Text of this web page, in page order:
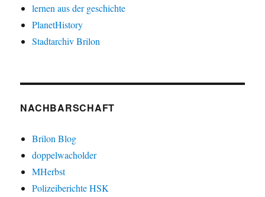
lernen aus der geschichte
PlanetHistory
Stadtarchiv Brilon
NACHBARSCHAFT
Brilon Blog
doppelwacholder
MHerbst
Polizeiberichte HSK